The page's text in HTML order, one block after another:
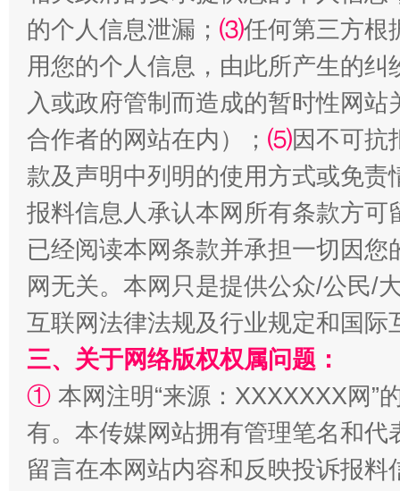
漫山遍野的桃花与雪山、麦地、白藏房 除
的个人信息泄漏； ⑶任何第三方根
用您的个人信息，由此所产生的纠
入或政府管制而造成的暂时性网
合作者的网站在内）； ⑸因不可抗
款及声明中列明的使用方式或免责
报料信息人承认本网所有条款方
已经阅读本网条款并承担一切因
网无关。本网只是提供公众/公民/
互联网法律法规及行业规定和国
三、关于网络版权权属问题：
① 本网注明“来源：XXXXXXX网”
有。本传媒网站拥有管理笔名和
留言在本网站内容和反映投诉报